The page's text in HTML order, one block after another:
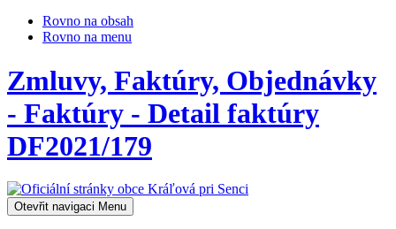
Rovno na obsah
Rovno na menu
Zmluvy, Faktúry, Objednávky
- Faktúry - Detail faktúry
DF2021/179
Otevřit navigaci Menu